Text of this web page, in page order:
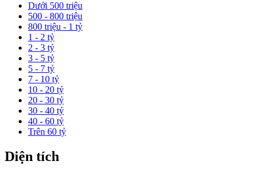
Dưới 500 triệu
500 - 800 triệu
800 triệu - 1 tỷ
1 - 2 tỷ
2 - 3 tỷ
3 - 5 tỷ
5 - 7 tỷ
7 - 10 tỷ
10 - 20 tỷ
20 - 30 tỷ
30 - 40 tỷ
40 - 60 tỷ
Trên 60 tỷ
Diện tích